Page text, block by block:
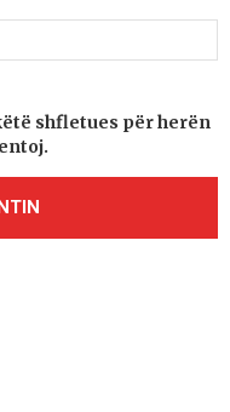
shfletues për herën